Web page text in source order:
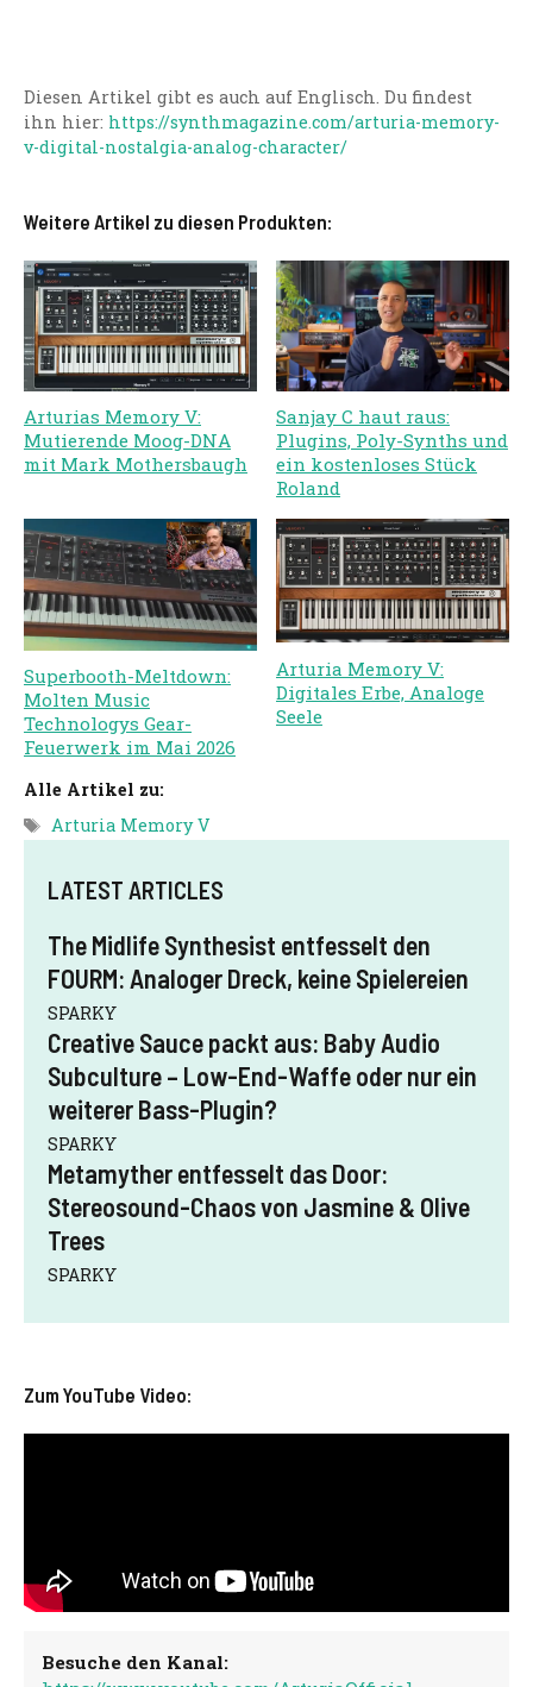
Diesen Artikel gibt es auch auf Englisch. Du findest
ihn hier: https://synthmagazine.com/arturia-memory-
v-digital-nostalgia-analog-character/
Weitere Artikel zu diesen Produkten:
Arturias Memory V:
Mutierende Moog-DNA
mit Mark Mothersbaugh
Sanjay C haut raus:
Plugins, Poly-Synths und
ein kostenloses Stück
Roland
Superbooth-Meltdown:
Molten Music
Technologys Gear-
Feuerwerk im Mai 2026
Arturia Memory V:
Digitales Erbe, Analoge
Seele
Alle Artikel zu:
Schlagwörter
Arturia Memory V
LATEST ARTICLES
The Midlife Synthesist entfesselt den
FOURM: Analoger Dreck, keine Spielereien
SPARKY
Creative Sauce packt aus: Baby Audio
Subculture – Low-End-Waffe oder nur ein
weiterer Bass-Plugin?
SPARKY
Metamyther entfesselt das Door:
Stereosound-Chaos von Jasmine & Olive
Trees
SPARKY
Zum YouTube Video:
Besuche den Kanal: